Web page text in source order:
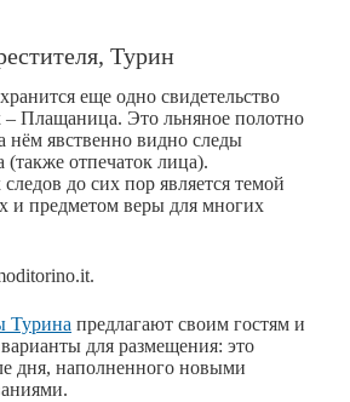
Турин
еще одно свидетельство
Плащаница. Это льняное полотно
нём явственно видно следы
(также отпечаток лица).
до сих пор является темой
и предметом веры для многих
Турина предлагают своим гостям и
для размещения: это
дня, наполненного новыми